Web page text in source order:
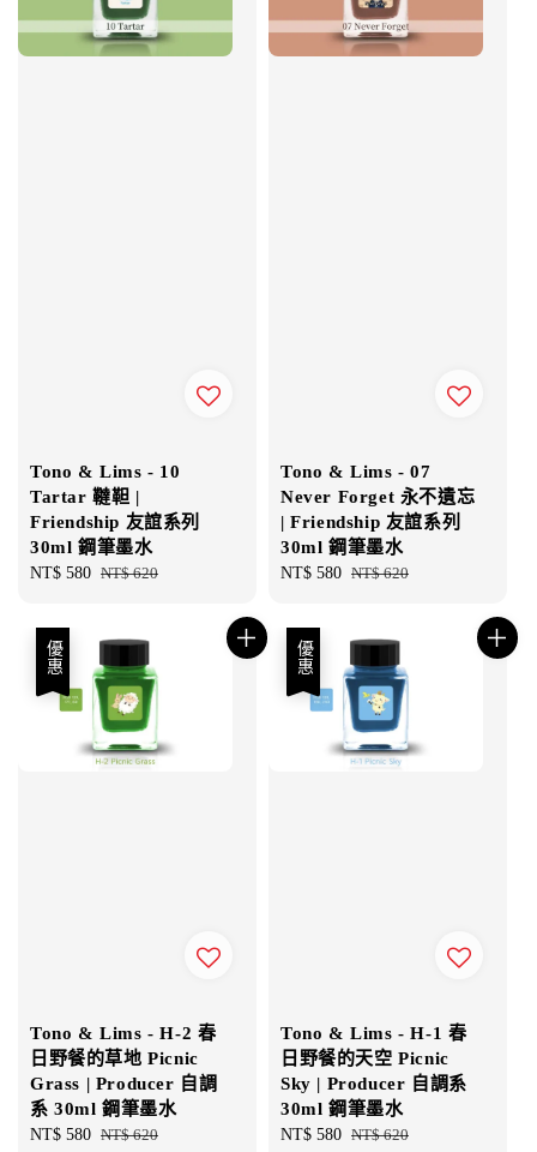
Tono & Lims - 10
Tartar 韃靼 |
Friendship 友誼系列
30ml 鋼筆墨水
Sale
NT$ 580 Regular
NT$ 620
Tono & Lims - 07
Never Forget 永不遺忘
| Friendship 友誼系列
30ml 鋼筆墨水
Sale
NT$ 580 Regular
NT$ 620
優惠
Tono & Lims - H-2 春
日野餐的草地 Picnic
Grass | Producer 自調
系 30ml 鋼筆墨水
Sale
NT$ 580 Regular
NT$ 620
優惠
Tono & Lims - H-1 春
日野餐的天空 Picnic
Sky | Producer 自調系
30ml 鋼筆墨水
Sale
NT$ 580 Regular
NT$ 620